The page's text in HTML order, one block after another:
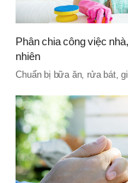
Phân chia công việc
nhiên
Chuẩn bị bữa ăn, rửa bát,